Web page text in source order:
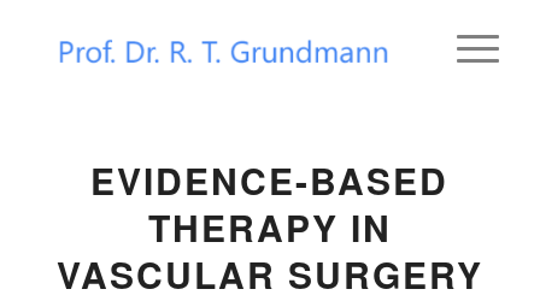
EVIDENCE-BASED
THERAPY IN
VASCULAR SURGERY